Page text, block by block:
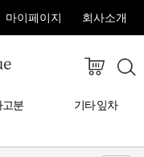
마이페이지 회사소개
고분 기타 잎차